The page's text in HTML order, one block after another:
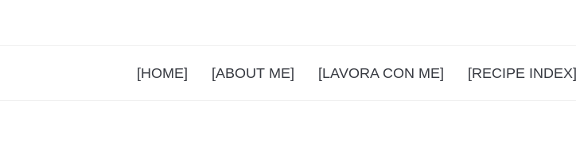
[HOME] [ABOUT ME] [LAVORA CON ME] [RECIPE INDEX]